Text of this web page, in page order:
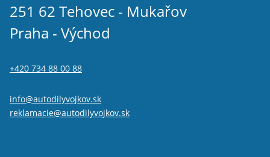
251 62 Tehovec - Mukařov
Praha - Východ
+420 734 88 00 88
info@autodilyvojkov.sk
reklamacie@autodilyvojkov.sk